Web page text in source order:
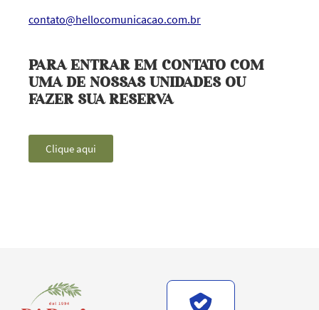
contato@hellocomunicacao.com.br
PARA ENTRAR EM CONTATO COM
UMA DE NOSSAS UNIDADES OU
FAZER SUA RESERVA
Clique aqui